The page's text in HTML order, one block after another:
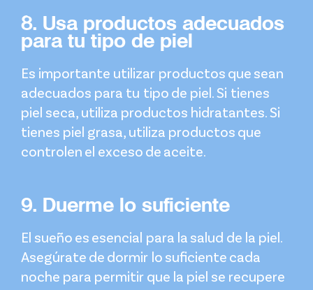
8. Usa productos adecuados
para tu tipo de piel
Es importante utilizar productos que sean
adecuados para tu tipo de piel. Si tienes
piel seca, utiliza productos hidratantes. Si
tienes piel grasa, utiliza productos que
controlen el exceso de aceite.
9. Duerme lo suficiente
El sueño es esencial para la salud de la piel.
Asegúrate de dormir lo suficiente cada
noche para permitir que la piel se recupere